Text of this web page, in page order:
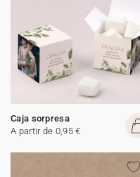
Caja sorpresa
A partir de 0,95 €